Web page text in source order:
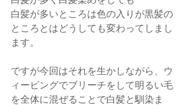
白髪が多いところは色の入りが黒髪の
ところとはどうしても変わってしまし
ます。
ですが今回はそれを生かしながら、ウ
ィービングでブリーチをして明るい毛
を全体に混ぜることで白髪と馴染ま